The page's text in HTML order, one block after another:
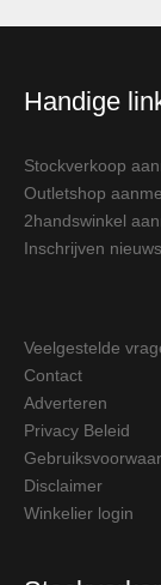
Handige
Stockverkoop
Outletshop
2handswinkel
Inschrijven
Veelgestelde
Contact
Adverteren
Privacy Beleid
Disclaimer
Winkelier login